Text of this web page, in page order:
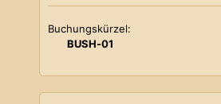
Buchungskürzel:
BUSH-01